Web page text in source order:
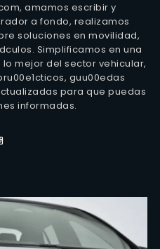
amamos escribir y
a fondo, realizamos
soluciones en movilidad,
Simplificamos en una
mejor del sector vehicular,
guu00edas
para que puedas
informadas.